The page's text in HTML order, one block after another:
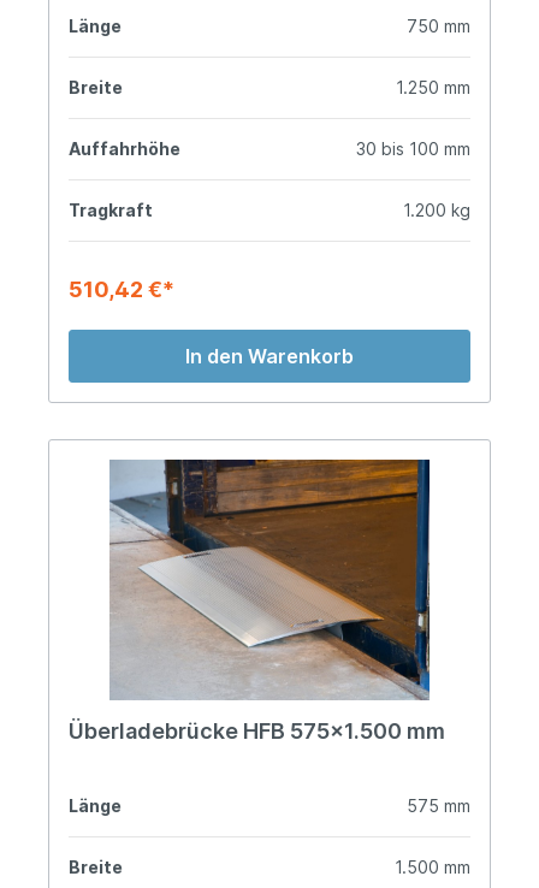
Länge 750 mm
Breite 1.250 mm
Auffahrhöhe 30 bis 100 mm
Tragkraft 1.200 kg
510,42 €*
In den Warenkorb
Überladebrücke HFB 575x1.500 mm
Länge 575 mm
Breite 1.500 mm